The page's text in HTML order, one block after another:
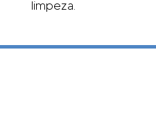
limpeza.